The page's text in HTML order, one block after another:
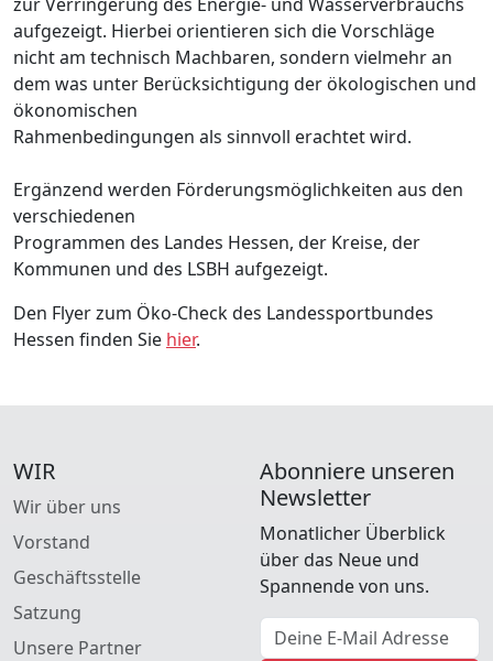
aufgezeigt. Hierbei orientieren sich die Vorschläge
nicht am technisch Machbaren, sondern vielmehr an
dem was unter Berücksichtigung der ökologischen und
ökonomischen
Rahmenbedingungen als sinnvoll erachtet wird.
Ergänzend werden Förderungsmöglichkeiten aus den
verschiedenen
Programmen des Landes Hessen, der Kreise, der
Kommunen und des LSBH aufgezeigt.
Den Flyer zum Öko-Check des Landessportbundes
Hessen finden Sie hier.
WIR
Wir über uns
Vorstand
Geschäftsstelle
Satzung
Unsere Partner
Abonniere unseren
Newsletter
Monatlicher Überblick
über das Neue und
Spannende von uns.
E-Mail Adresse